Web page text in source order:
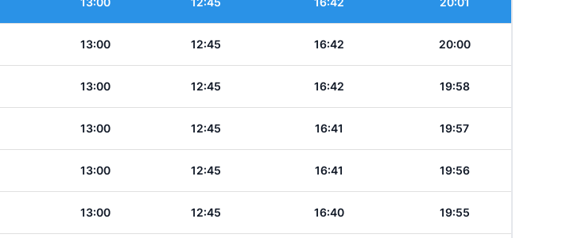
13:00 12:45 16:42 20:00
13:00 12:45 16:42 19:58
13:00 12:45 16:41 19:57
13:00 12:45 16:41 19:56
13:00 12:45 16:40 19:55